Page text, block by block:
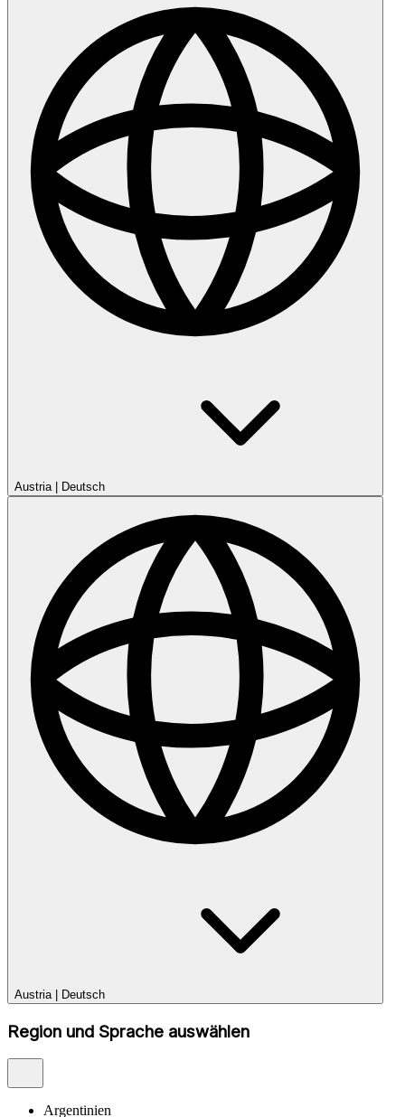
Austria| Deutsch
Austria| Deutsch
Region und Sprache auswählen
Argentinien